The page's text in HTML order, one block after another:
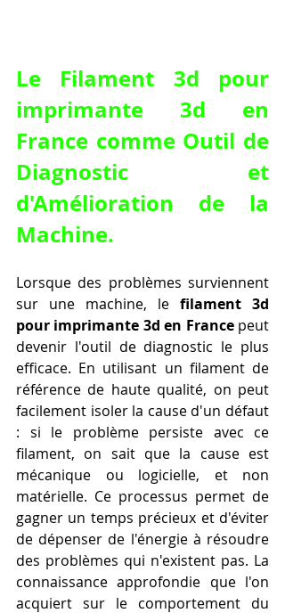
Le Filament 3d pour
imprimante 3d en
France comme Outil de
Diagnostic et
d'Amélioration de la
Machine.
Lorsque des problèmes surviennent
sur une machine, le filament 3d
pour imprimante 3d en France peut
devenir l'outil de diagnostic le plus
efficace. En utilisant un filament de
référence de haute qualité, on peut
facilement isoler la cause d'un défaut
: si le problème persiste avec ce
filament, on sait que la cause est
mécanique ou logicielle, et non
matérielle. Ce processus permet de
gagner un temps précieux et d'éviter
de dépenser de l'énergie à résoudre
des problèmes qui n'existent pas. La
connaissance approfondie que l'on